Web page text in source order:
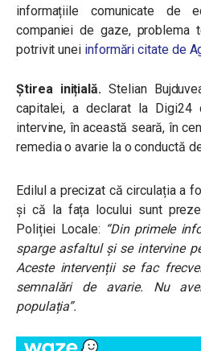
informațiile comunicate de
companiei de gaze, problema
potrivit unei informări citate de
Știrea inițială. Stelian
capitalei, a declarat la
intervine, în această seară, în
remedia o avarie la o conductă
Edilul a precizat că circulația a
și că la fața locului sunt
Poliției Locale: “Din primele
sparge asfaltul și se intervine
Aceste intervenții se fac
semnalări de avarie. Nu
populația”.